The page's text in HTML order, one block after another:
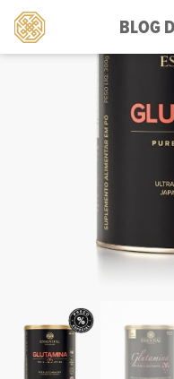
BLOG
Pesquisar
por: